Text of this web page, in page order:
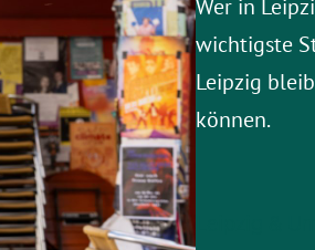
Wer in
wichtigste
Leipzig
können.